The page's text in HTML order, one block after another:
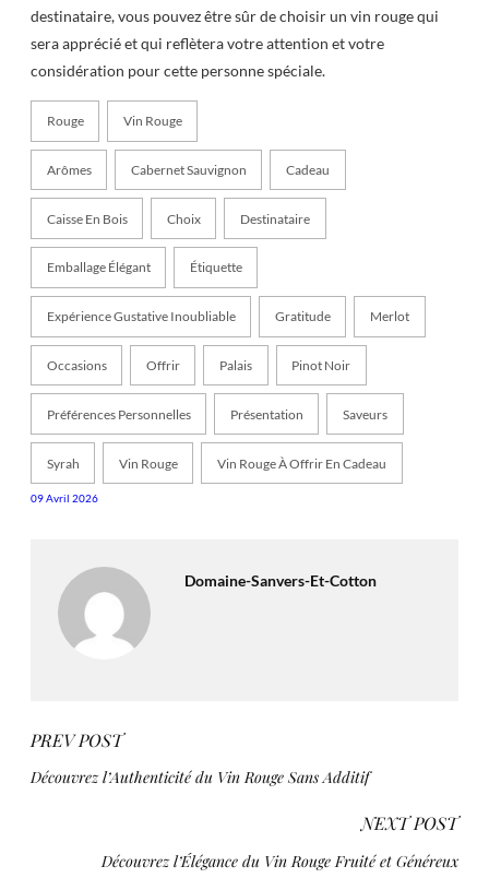
destinataire, vous pouvez être sûr de choisir un vin rouge qui
sera apprécié et qui reflètera votre attention et votre
considération pour cette personne spéciale.
Rouge Vin Rouge
Arômes Cabernet Sauvignon Cadeau
Caisse En Bois Choix Destinataire
Emballage Élégant Étiquette
Expérience Gustative Inoubliable Gratitude Merlot
Occasions Offrir Palais Pinot Noir
Préférences Personnelles Présentation Saveurs
Syrah Vin Rouge Vin Rouge À Offrir En Cadeau
09 Avril 2026
Domaine-Sanvers-Et-Cotton
PREV POST
Découvrez l’Authenticité du Vin Rouge Sans Additif
NEXT POST
Découvrez l’Élégance du Vin Rouge Fruité et Généreux